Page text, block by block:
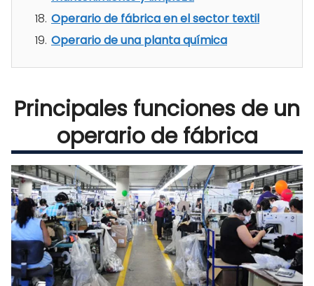
Operario de fábrica en el sector textil
Operario de una planta química
Principales funciones de un
operario de fábrica